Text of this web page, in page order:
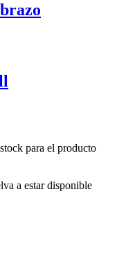
para el producto
a estar disponible